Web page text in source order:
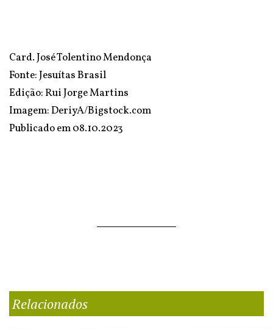
Card. José Tolentino Mendonça
Fonte:Jesuítas Brasil
Edição: Rui Jorge Martins
Imagem: DeriyA/Bigstock.com
Publicado em08.10.2023
Relacionados